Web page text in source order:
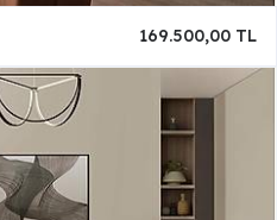
169.500,00 TL